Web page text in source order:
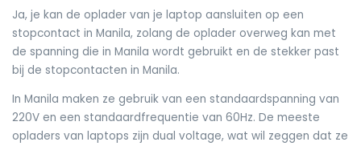
Ja, je kan de oplader van je laptop aansluiten op een
stopcontact in Manila, zolang de oplader overweg kan met
de spanning die in Manila wordt gebruikt en de stekker past
bij de stopcontacten in Manila.
In Manila maken ze gebruik van een standaardspanning van
220V en een standaardfrequentie van 60Hz. De meeste
opladers van laptops zijn dual voltage, wat wil zeggen dat ze